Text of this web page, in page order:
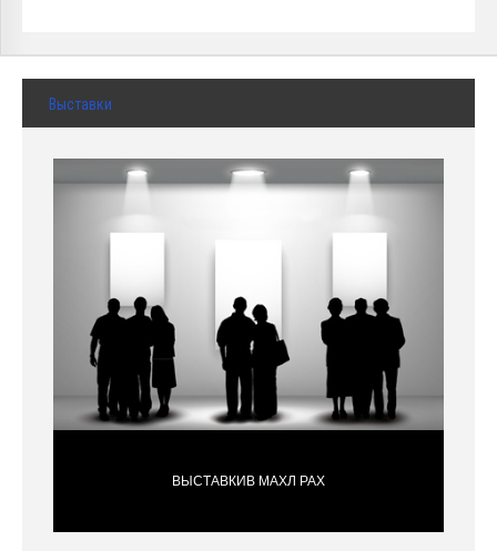
Выставки
ВЫСТАВКИВ МАХЛ РАХ